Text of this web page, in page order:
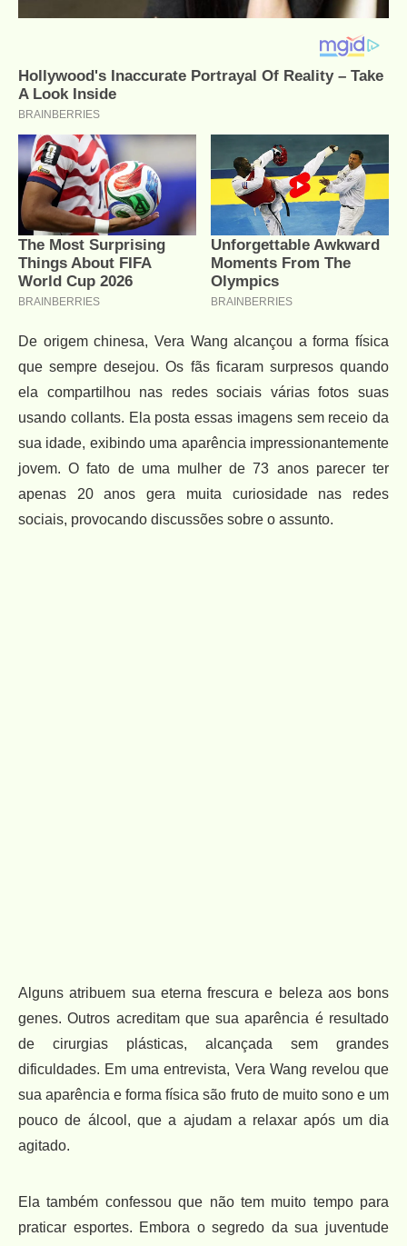
De origem chinesa, Vera Wang alcançou a forma física
que sempre desejou. Os fãs ficaram surpresos quando
ela compartilhou nas redes sociais várias fotos suas
usando collants. Ela posta essas imagens sem receio da
sua idade, exibindo uma aparência impressionantemente
jovem. O fato de uma mulher de 73 anos parecer ter
apenas 20 anos gera muita curiosidade nas redes
sociais, provocando discussões sobre o assunto.
Alguns atribuem sua eterna frescura e beleza aos bons
genes. Outros acreditam que sua aparência é resultado
de cirurgias plásticas, alcançada sem grandes
dificuldades. Em uma entrevista, Vera Wang revelou que
sua aparência e forma física são fruto de muito sono e um
pouco de álcool, que a ajudam a relaxar após um dia
agitado.
Ela também confessou que não tem muito tempo para
praticar esportes. Embora o segredo da sua juventude